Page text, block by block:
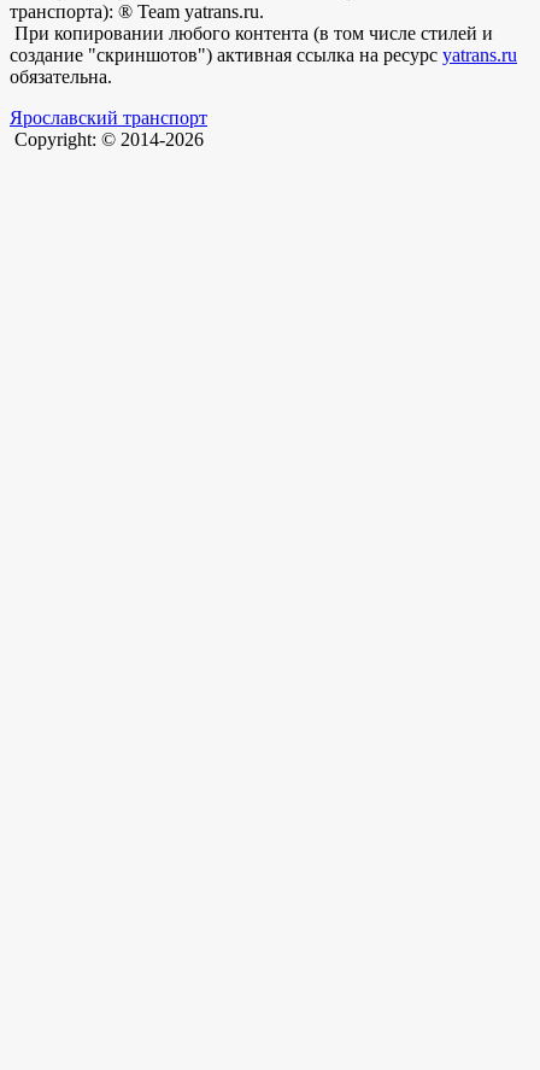
транспорта): ® Team yatrans.ru.
При копировании любого контента (в том числе стилей и
создание "скриншотов") активная ссылка на ресурс yatrans.ru
обязательна.
Ярославский транспорт
Copyright: © 2014-2026